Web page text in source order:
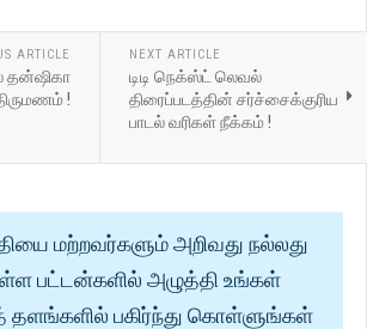
ARTICLE
தன்ஷிகா
!
NEXT ARTICLE
டிடி நெக்ஸ்ட் லெவல்
திரைப்படத்தின் சர்ச்சைக்குரிய
பாடல் வரிகள் நீக்கம் !
மற்றவர்களும் அறிவது நல்லது
பட்டன்களில் அழுத்தி உங்கள்
தளங்களில் பகிர்ந்து கொள்ளுங்கள்